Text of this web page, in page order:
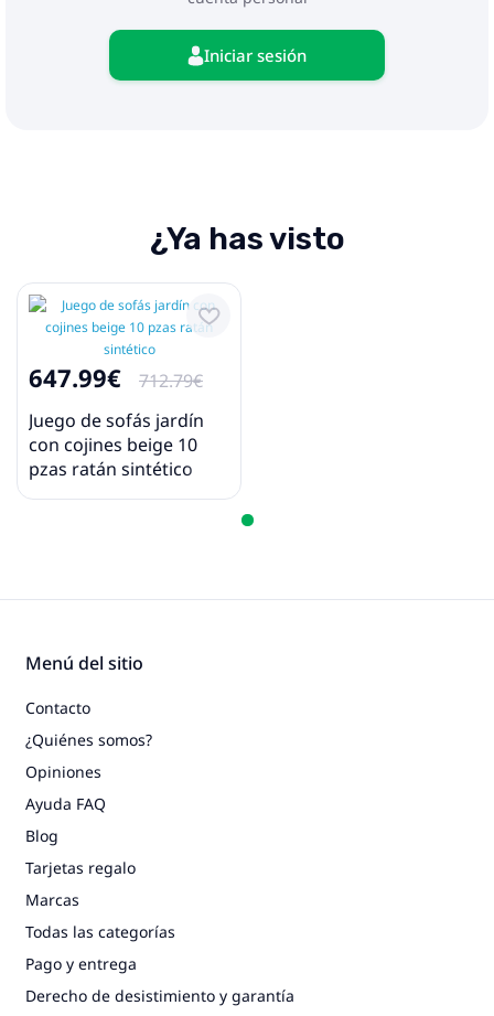
Dimensiones del cojín de respaldo: 55 x 45 x 13
cm (largo x ancho x profundo)
La entrega contiene:
2 x Asientos de esquina
Iniciar sesión
¿Ya has visto
647.99€
712.79€
Juego de sofás jardín
con cojines beige 10
pzas ratán sintético
Menú del sitio
Contacto
¿Quiénes somos?
Opiniones
Ayuda FAQ
Blog
Tarjetas regalo
Marcas
Todas las categorías
Pago y entrega
Derecho de desistimiento y garantía